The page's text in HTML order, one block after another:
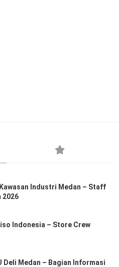
Industri Medan – Staff
2026
Indonesia – Store Crew
Deli Medan – Bagian Informasi